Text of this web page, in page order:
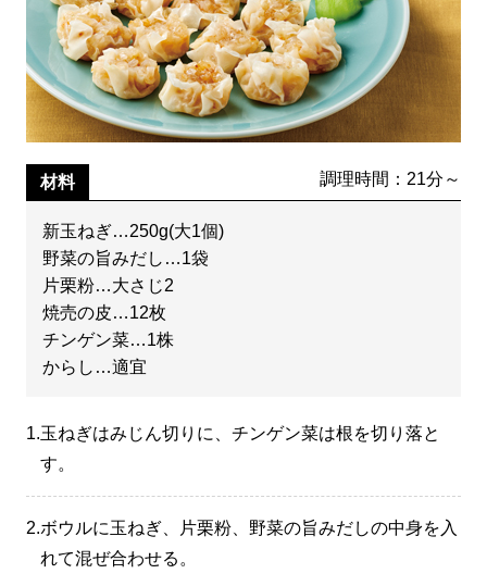
材料 調理時間：21分～
新玉ねぎ…250g(大1個)
野菜の旨みだし…1袋
片栗粉…大さじ2
焼売の皮…12枚
チンゲン菜…1株
からし…適宜
1.玉ねぎはみじん切りに、チンゲン菜は根を切り落と
す。
2.ボウルに玉ねぎ、片栗粉、野菜の旨みだしの中身を入
れて混ぜ合わせる。